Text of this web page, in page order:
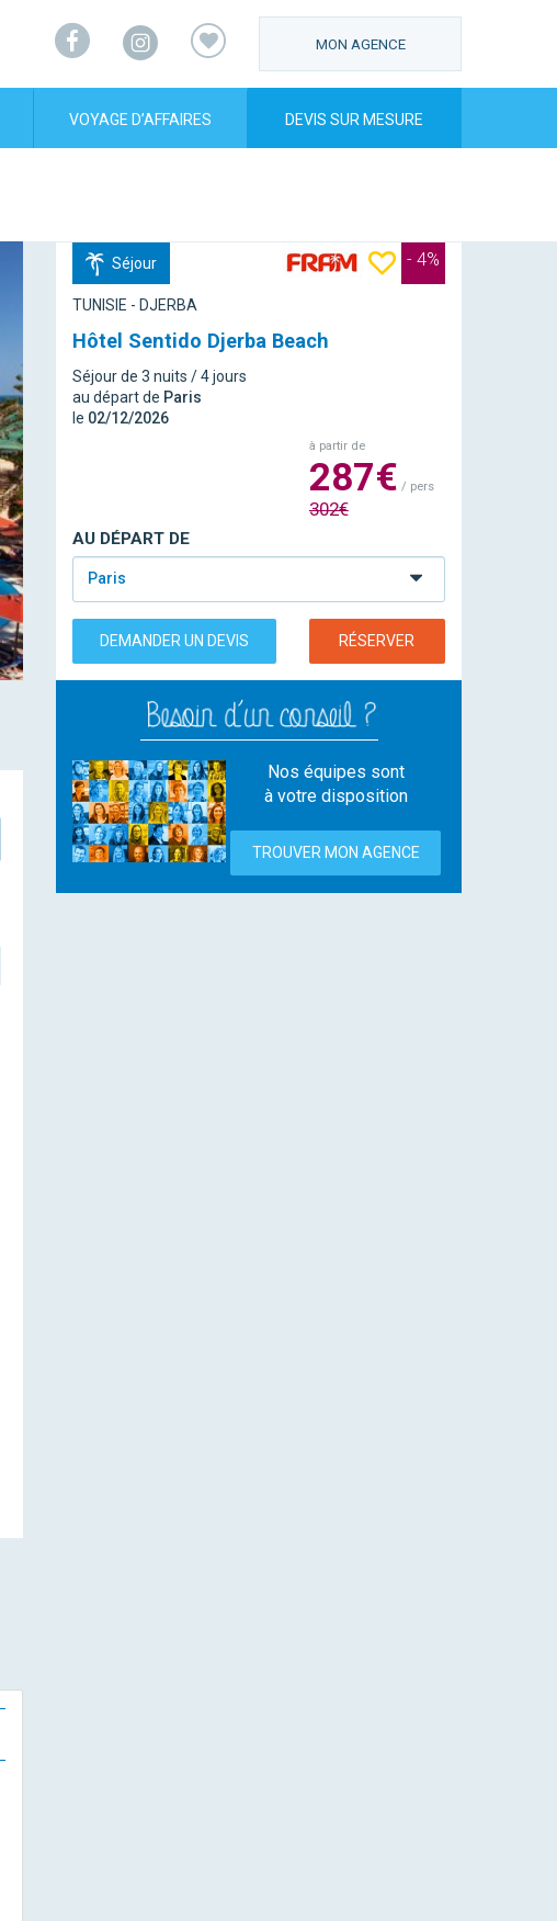
Facebook
Instagram
MON AGENCE
VOYAGE D’AFFAIRES DEVIS SUR MESURE
Séjour - 4%
TUNISIE - DJERBA
Hôtel Sentido Djerba Beach
Séjour de 3 nuits / 4 jours
au départ de Paris
le 02/12/2026
à partir de
287€ / pers
302€
AU DÉPART DE
Paris
DEMANDER UN DEVIS RÉSERVER
Nos équipes sont
à votre disposition
TROUVER MON AGENCE